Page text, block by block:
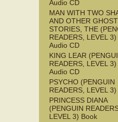
Audio CD
MAN WITH TWO
AND OTHER GHOST
STORIES, THE
READERS, LEVEL
Audio CD
KING LEAR
READERS, LEVEL
Audio CD
PSYCHO (PENGUIN
READERS, LEVEL
PRINCESS DIANA
(PENGUIN
LEVEL 3) Book